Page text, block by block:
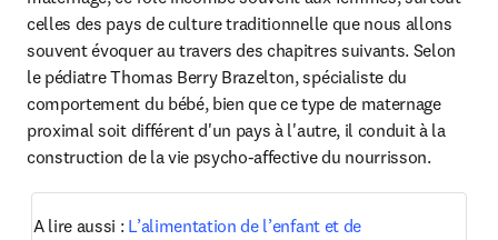
celles des pays de culture traditionnelle que nous allons
souvent évoquer au travers des chapitres suivants. Selon
le pédiatre Thomas Berry Brazelton, spécialiste du
comportement du bébé, bien que ce type de maternage
proximal soit différent d'un pays à l'autre, il conduit à la
construction de la vie psycho-affective du nourrisson.
A lire aussi : L’alimentation de l’enfant et de